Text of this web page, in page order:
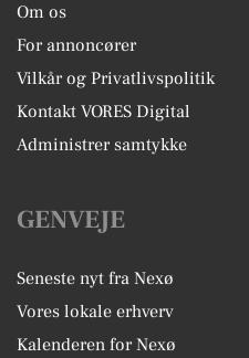
Om os
For annoncører
Vilkår og Privatlivspolitik
Kontakt VORES Digital
Administrer samtykke
GENVEJE
Seneste nyt fra Nexø
Vores lokale erhverv
Kalenderen for Nexø